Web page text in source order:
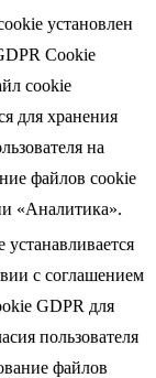
установлен
Cookie
cookie
для хранения
на
файлов cookie
«Аналитика».
с соглашением
GDPR для
пользователя
файлов